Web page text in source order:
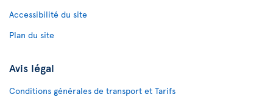
Accessibilité du site
Plan du site
Avis légal
Conditions générales de transport et Tarifs